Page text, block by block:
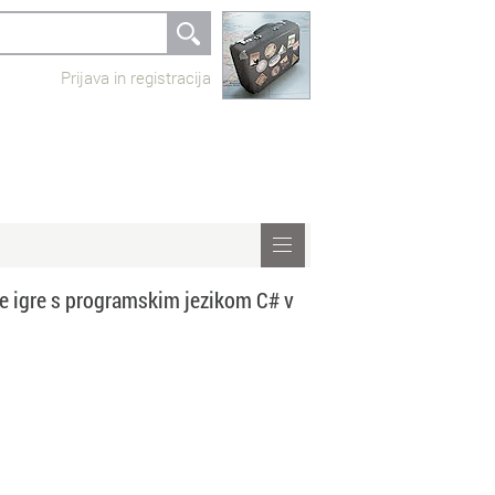
Prijava in registracija
igre s programskim jezikom C# v